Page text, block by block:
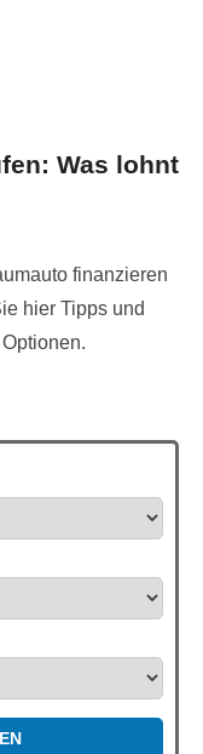
Was lohnt
finanzieren
hier Tipps und